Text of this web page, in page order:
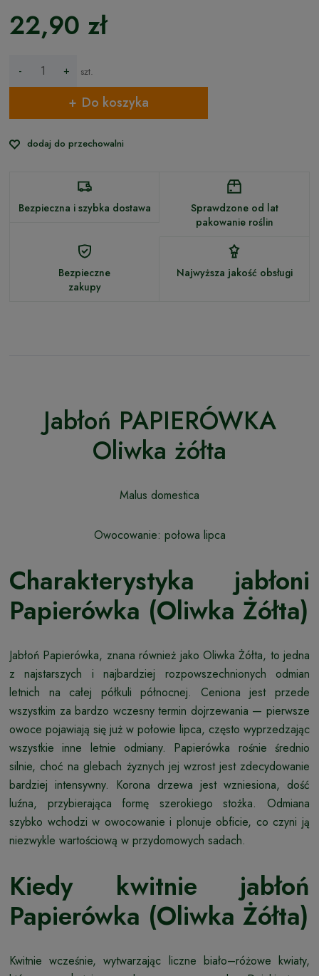
22,90 zł
- + szt.
Do koszyka
dodaj do przechowalni
Bezpieczna i szybka dostawa
Sprawdzone od lat
pakowanie roślin
Bezpieczne
zakupy
Najwyższa jakość obsługi
Jabłoń PAPIERÓWKA
Oliwka żółta
Malus domestica
Owocowanie: połowa lipca
Charakterystyka jabłoni
Papierówka (Oliwka Żółta)
Jabłoń Papierówka, znana również jako Oliwka Żółta, to jedna
z najstarszych i najbardziej rozpowszechnionych odmian
letnich na całej półkuli północnej. Ceniona jest przede
wszystkim za bardzo wczesny termin dojrzewania — pierwsze
owoce pojawiają się już w połowie lipca, często wyprzedzając
wszystkie inne letnie odmiany. Papierówka rośnie średnio
silnie, choć na glebach żyznych jej wzrost jest zdecydowanie
bardziej intensywny. Korona drzewa jest wzniesiona, dość
luźna, przybierająca formę szerokiego stożka. Odmiana
szybko wchodzi w owocowanie i plonuje obficie, co czyni ją
niezwykle wartościową w przydomowych sadach.
Kiedy kwitnie jabłoń
Papierówka (Oliwka Żółta)
Kwitnie wcześnie, wytwarzając liczne biało–różowe kwiaty,